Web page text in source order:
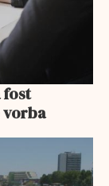
fost
vorba